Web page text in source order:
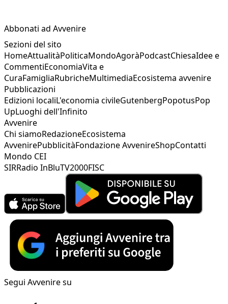
Abbonati ad Avvenire
Sezioni del sito
HomeAttualitàPoliticaMondoAgoràPodcastChiesaIdee e
CommentiEconomiaVita e
CuraFamigliaRubricheMultimediaEcosistema avvenire
Pubblicazioni
Edizioni localiL'economia civileGutenbergPopotusPop
UpLuoghi dell'Infinito
Avvenire
Chi siamoRedazioneEcosistema
AvvenirePubblicitàFondazione AvvenireShopContatti
Mondo CEI
SIRRadio InBluTV2000FISC
Segui Avvenire su